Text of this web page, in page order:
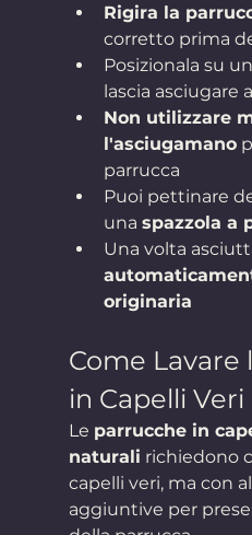
Rigira la
corretto prima
Posizionala su un
lascia asciugare
Non utilizzare
l'asciugamano
parrucca
Puoi pettinare
una spazzola a
Una volta
originaria
Come
in Capelli Veri
Le parrucche in
naturali richiedono
capelli veri, ma con
aggiuntive per